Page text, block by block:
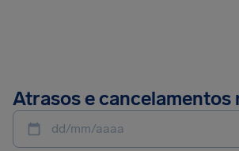
Atrasos e cancelamentos
dd/mm/aaaa